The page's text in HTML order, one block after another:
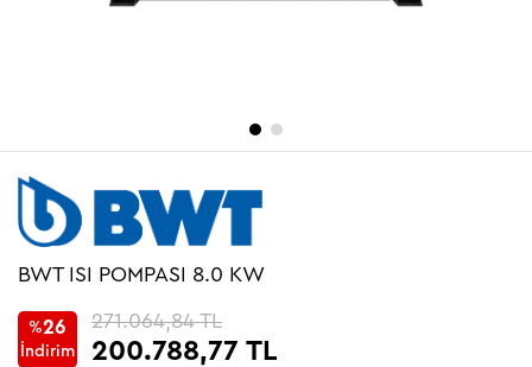
BWT ISI POMPASI 8.0 KW
%26
İndirim
271.064,84 TL
200.788,77 TL